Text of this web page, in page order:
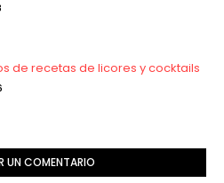
de recetas de licores y cocktails
UN COMENTARIO